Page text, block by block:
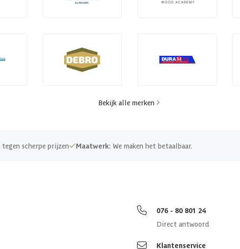
Bekijk alle merken
tegen scherpe prijzen Maatwerk: We maken het betaalbaar.
076 - 80 801 24
Direct antwoord
Klantenservice